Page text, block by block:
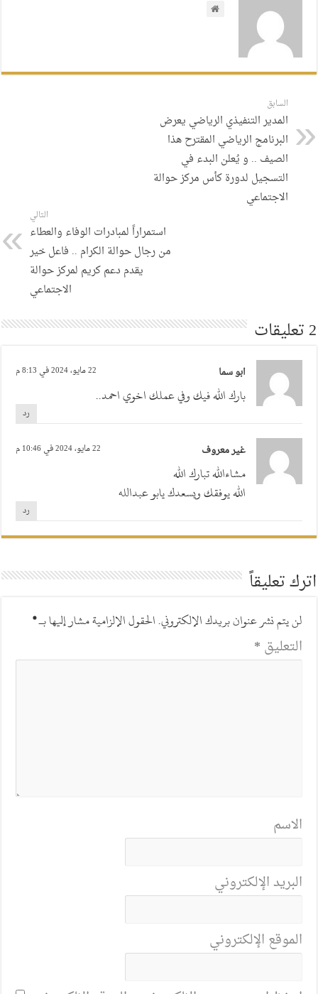
السابق
المدير التنفيذي الرياضي يعرض
البرنامج الرياضي المقترح هذا
الصيف .. و يُعلن البدء في
التسجيل لدورة كأس مركز حوالة
الاجتماعي
التالي
استمراراً لمبادرات الوفاء والعطاء
من رجال حوالة الكرام .. فاعل خير
يقدم دعم كريم لمركز حوالة
الاجتماعي
2 تعليقات
ابو سما 22 مايو، 2024 في 8:13 م
بارك الله فيك وفي عملك اخوي احمد..
رد
غير معروف 22 مايو، 2024 في 10:46 م
مشاءالله تبارك الله
الله يوفقك ويسعدك يابو عبدالله
رد
اترك تعليقاً
لن يتم نشر عنوان بريدك الإلكتروني.الحقول الإلزامية مشار إليها بـ*
التعليق *
الاسم
البريد الإلكتروني
الموقع الإلكتروني